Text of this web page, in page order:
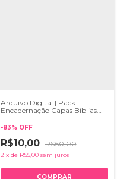
Arquivo Digital | Pack
Encadernação Capas Bíblias
-83% OFF
R$10,00 R$60,00
2 x de R$5,00 sem juros